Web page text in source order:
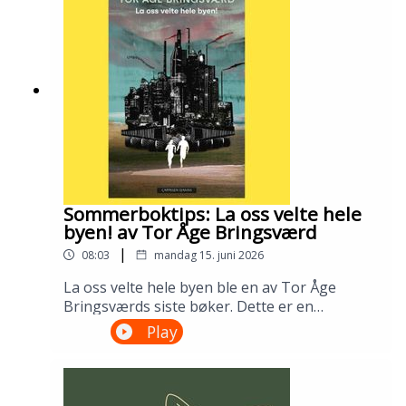
bibliotek i april 2026.Medvirkende: Tomas
Gustafsson og Ingris Bie
HelgesenProduksjon: Åsmund Ådnøy.Alt om
Sølvberget: https://www.sølvberget.no
Sommerboktips: La oss velte hele
byen! av Tor Åge Bringsværd
08:03 | mandag 15. juni 2026
La oss velte hele byen ble en av Tor Åge
Bringsværds siste bøker. Dette er en
dystopisk ungdomsroman fra en ødelagt og
urettferdig verden. Men den er slett ikke uten
håp. Lån den på biblioteket ditt!---Innspilt på
Ellen Vinje og Åsmund Ådnøy.Produksjon:
Play